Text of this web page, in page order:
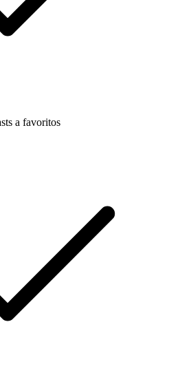
a favoritos